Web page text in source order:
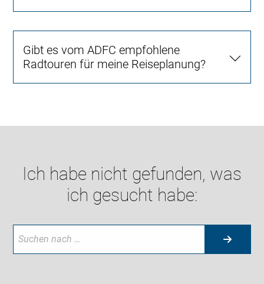
Gibt es vom ADFC empfohlene
Radtouren für meine Reiseplanung?
Ich habe nicht gefunden, was
ich gesucht habe: